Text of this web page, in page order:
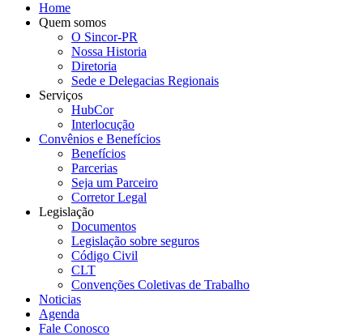
Home
Quem somos
O Sincor-PR
Nossa Historia
Diretoria
Sede e Delegacias Regionais
Serviços
HubCor
Interlocução
Convênios e Benefícios
Benefícios
Parcerias
Seja um Parceiro
Corretor Legal
Legislação
Documentos
Legislação sobre seguros
Código Civil
CLT
Convenções Coletivas de Trabalho
Noticias
Agenda
Fale Conosco